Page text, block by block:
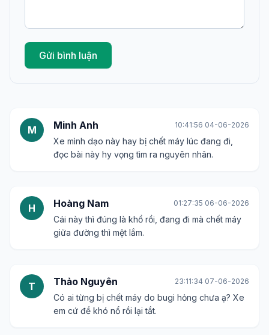
Gửi bình luận
M Minh Anh 10:41:56 04-06-2026
Xe mình dạo này hay bị chết máy lúc đang đi,
đọc bài này hy vọng tìm ra nguyên nhân.
H Hoàng Nam 01:27:35 06-06-2026
Cái này thì đúng là khổ rồi, đang đi mà chết máy
giữa đường thì mệt lắm.
T Thảo Nguyên 23:11:34 07-06-2026
Có ai từng bị chết máy do bugi hỏng chưa ạ? Xe
em cứ đề khó nổ rồi lại tắt.